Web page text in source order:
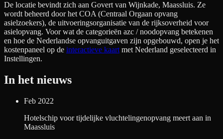
De locatie bevindt zich aan Govert van Wijnkade, Maassluis. Ze
wordt beheerd door het COA (Centraal Orgaan opvang
asielzoekers), de uitvoeringsorganisatie van de rijksoverheid voor
asielopvang. Voor wat de categorieën azc / noodopvang betekenen
en hoe de Nederlandse opvanguitgaven zijn opgebouwd, open je het
kostenpaneel op de interactieve kaart met Nederland geselecteerd in
Instellingen.
In het nieuws
Feb 2022
Hotelschip voor tijdelijke vluchtelingenopvang meert aan in
Maassluis